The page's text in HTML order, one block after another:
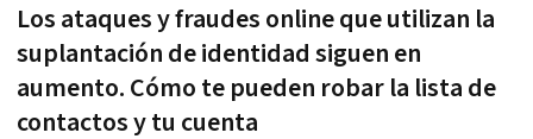
Los ataques y fraudes online que utilizan la
suplantación de identidad siguen en
aumento. Cómo te pueden robar la lista de
contactos y tu cuenta